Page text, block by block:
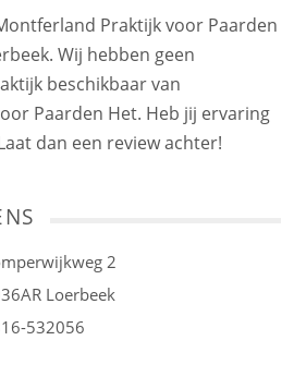
Praktijk voor Paarden
Wij hebben geen
beschikbaar van
Paarden Het. Heb jij ervaring
dan een review achter!
2
Loerbeek
532056